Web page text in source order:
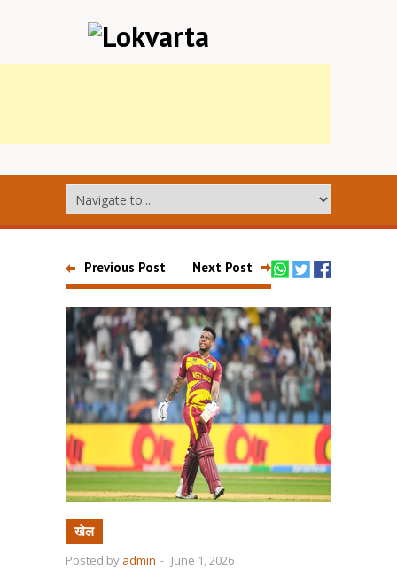
Previous Post Next Post
खेल
Posted by admin - June 1, 2026